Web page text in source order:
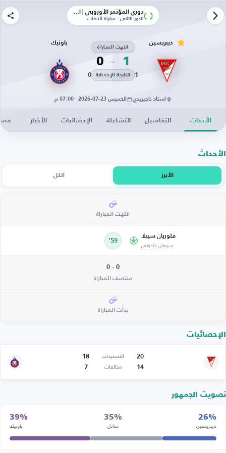
دوري المؤتمر الأوروبي | الأدوار الإقصائية
الدور الثاني - مباراة الذهاب
1
انتهت المباراة
0
1 النتيجة الإجمالية 0
باونيك
استاد ناجيريدي الخميس 23-07-2026 · 07:00 م
الأحداث التفاصيل التشكيلة الإحصائيات الأخبار
الأحداث
الأبرز الكل
انتهت المباراة
فلوريان سيبلا
سوهان بالدوني 59’
0 - 0
منتصف المباراة
بدأت المباراة
الإحصائيات
20 التسديدات
18
14
مخالفات 7
تصويت الجمهور
26%
ديبريسين
35%
تعادل
39%
باونيك